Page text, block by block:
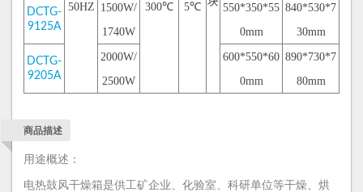
50HZ
300℃
5℃
DCTG-
9125A
1500W/
1740W
550*350*55
0mm
840*530*7
30mm
DCTG-
9205A
2000W/
2500W
600*550*60
0mm
890*730*7
80mm
商品描述
用途概述：
电热鼓风干燥箱是供工矿企业、化验室、科研单位等干燥、烘